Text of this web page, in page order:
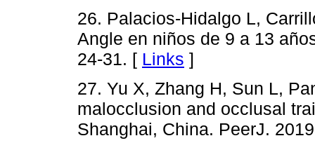
26. Palacios-Hidalgo L,
Angle en niños de 9 a 13
24-31. [ Links ]
27. Yu X, Zhang H, Sun L,
malocclusion and occlusal
Shanghai, China. PeerJ.